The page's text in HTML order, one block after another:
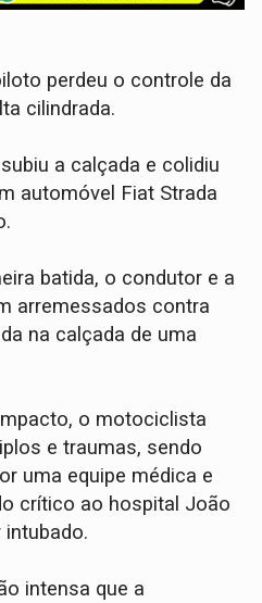
perdeu o controle da
cilindrada.
a calçada e colidiu
automóvel Fiat Strada
batida, o condutor e a
arremessados contra
na calçada de uma
o motociclista
e traumas, sendo
uma equipe médica e
crítico ao hospital João
intubado.
intensa que a